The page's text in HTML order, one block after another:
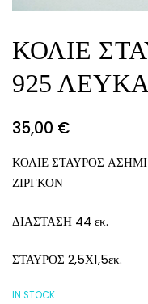
ΚΟΛΙΕ
925
35,00 €
ΚΟΛΙΕ ΣΤΑΥΡΟΣ
ΖΙΡΓΚΟΝ
ΔΙΑΣΤΑΣΗ 44 εκ.
ΣΤΑΥΡΟΣ 2,5Χ1,5εκ.
IN STOCK